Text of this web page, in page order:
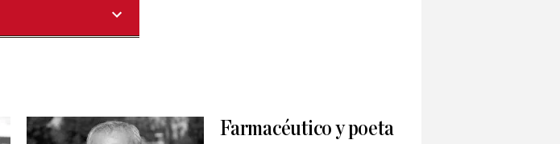
Farmacéutico y poeta